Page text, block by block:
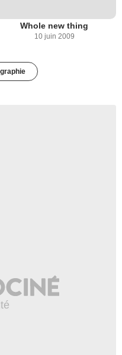
Whole new thing
10 juin 2009